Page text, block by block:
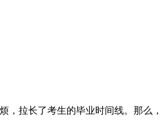
，拉长了考生的毕业时间线。那么，